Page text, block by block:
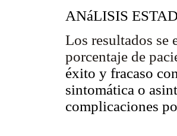
ANáLISIS
Los resultados se
porcentaje de
éxito y fracaso
sintomática o
complicaciones